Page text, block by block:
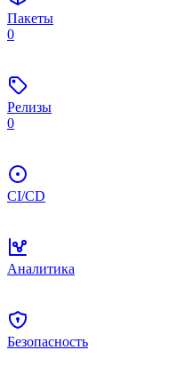
Пакеты
0
Релизы
0
CI/CD
Аналитика
Безопасность